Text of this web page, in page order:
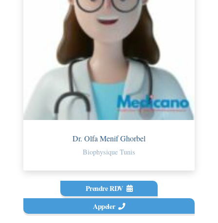
Dr. Olfa Menif Ghorbel
Biophysique Tunis
Prendre RDV
Appeler